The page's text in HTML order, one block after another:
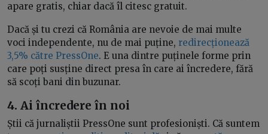
apare gratis, chiar dacă îl citesc gratuit.
Dacă și tu crezi că România are nevoie de mai multe
voci independente, nu de mai puține, redirecționează
3,5% către PressOne. E una dintre puținele forme prin
care poți susține direct presa în care ai încredere, fără
să scoți bani din buzunar.
4. Ai încredere în noi
Știi că jurnaliștii PressOne sunt profesioniști. Că suntem